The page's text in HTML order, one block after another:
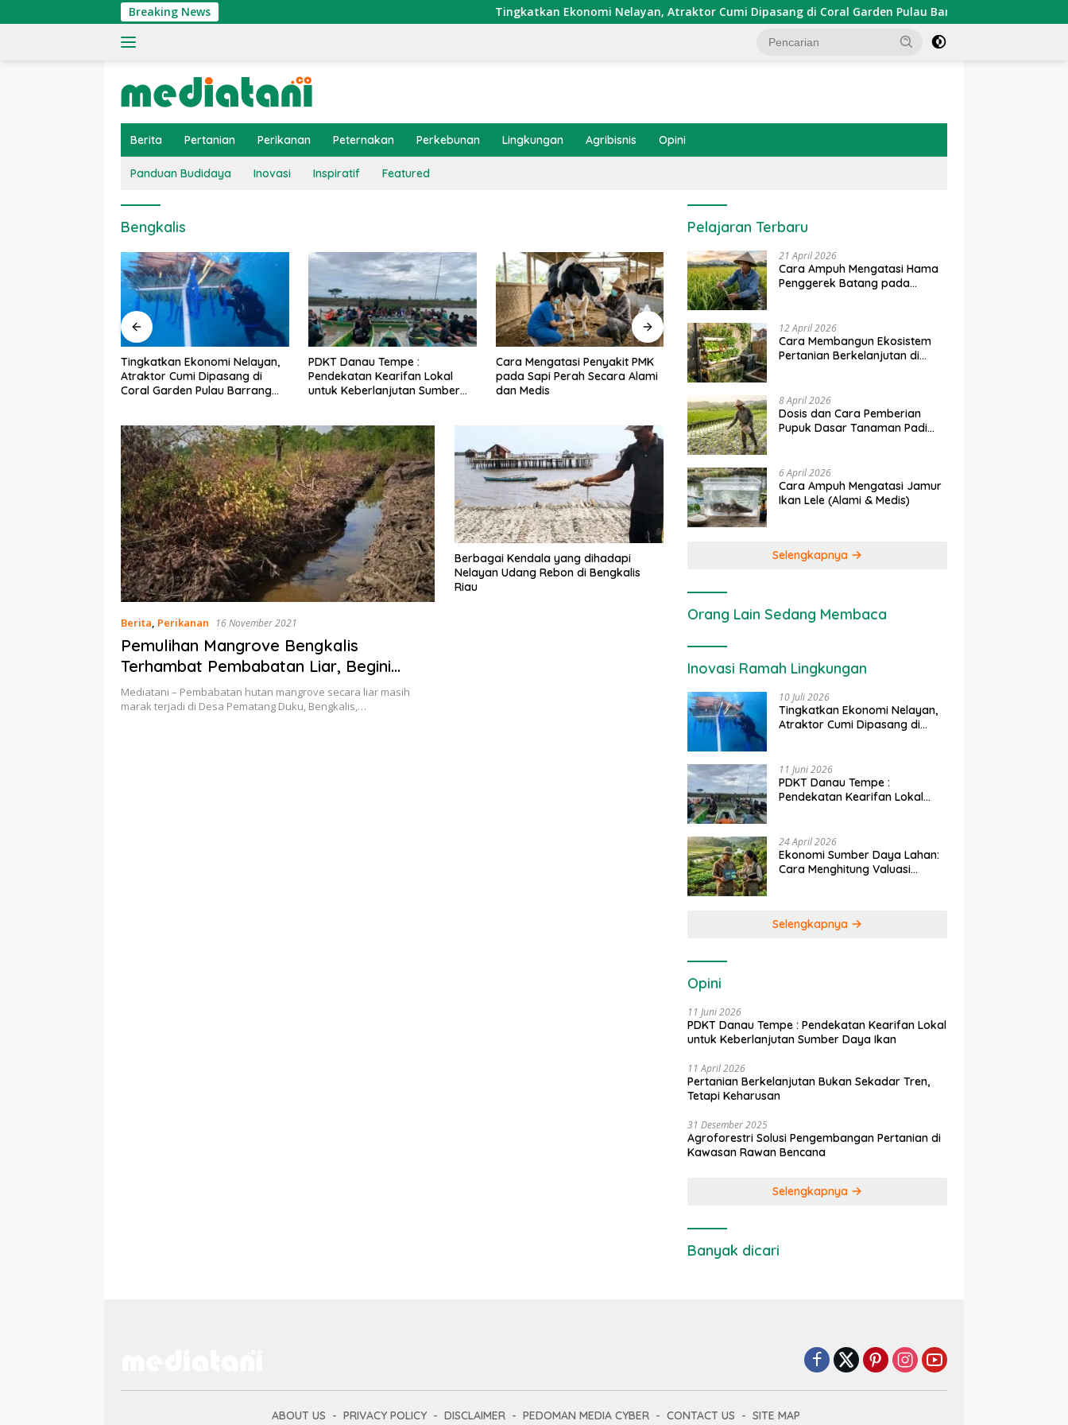
ke
Breaking News Tingkatkan Ekonomi Nelayan, Atraktor Cumi Dipasang di Coral Garden Pulau Barrang Caddi
Berita Pertanian Perikanan Peternakan Perkebunan Lingkungan Agribisnis Opini
Panduan Budidaya Inovasi Inspiratif Featured
Bengkalis
PDKT Danau Tempe :
Pendekatan Kearifan Lokal
untuk Keberlanjutan Sumber
Cara Mengatasi Penyakit PMK
pada Sapi Perah Secara Alami
dan Medis
Dosis dan Cara Pemupukan
Tanaman Padi pada Fase
Vegetatif Aktif yang Tepat
Penerapan IoT dalam
Pertanian Modern di Indonesia
Ekonomi Sumber Daya Lahan:
Berita, Perikanan 16 November 2021
Pemulihan Mangrove Bengkalis
Terhambat Pembabatan Liar, Begini
Langkah BRGM
Mediatani – Pembabatan hutan mangrove secara liar masih
marak terjadi di Desa Pematang Duku, Bengkalis,…
Berbagai Kendala yang dihadapi
Nelayan Udang Rebon di Bengkalis
Riau
Pelajaran Terbaru
21 April 2026
Cara Ampuh Mengatasi Hama
Penggerek Batang pada
12 April 2026
Cara Membangun Ekosistem
Pertanian Berkelanjutan di
8 April 2026
Dosis dan Cara Pemberian
Pupuk Dasar Tanaman Padi
6 April 2026
Cara Ampuh Mengatasi Jamur
Ikan Lele (Alami & Medis)
Selengkapnya
Orang Lain Sedang Membaca
Inovasi Ramah Lingkungan
10 Juli 2026
Tingkatkan Ekonomi Nelayan,
Atraktor Cumi Dipasang di
11 Juni 2026
PDKT Danau Tempe :
Pendekatan Kearifan Lokal
24 April 2026
Ekonomi Sumber Daya Lahan:
Cara Menghitung Valuasi
Selengkapnya
Opini
11 Juni 2026
PDKT Danau Tempe : Pendekatan Kearifan Lokal
untuk Keberlanjutan Sumber Daya Ikan
11 April 2026
Pertanian Berkelanjutan Bukan Sekadar Tren,
Tetapi Keharusan
31 Desember 2025
Agroforestri Solusi Pengembangan Pertanian di
Kawasan Rawan Bencana
Selengkapnya
Banyak dicari
ABOUT US PRIVACY POLICY DISCLAIMER PEDOMAN MEDIA CYBER CONTACT US SITE MAP